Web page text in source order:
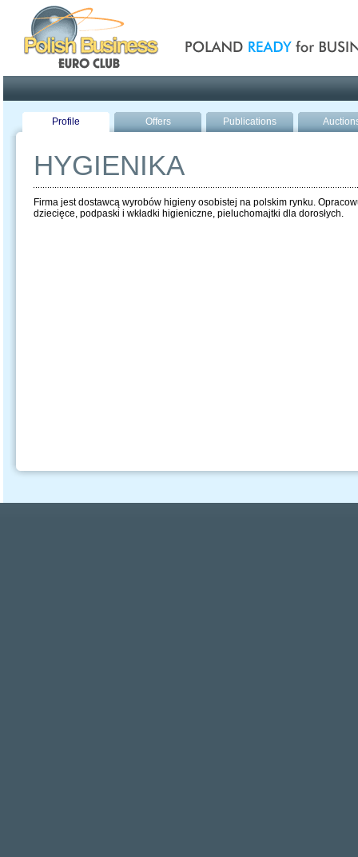
Profile Offers Publications
HYGIENIKA
Firma jest dostawcą wyrobów higieny osobistej na polskim rynku.
dziecięce, podpaski i wkładki higieniczne, pieluchomajtki dla dorosłych.